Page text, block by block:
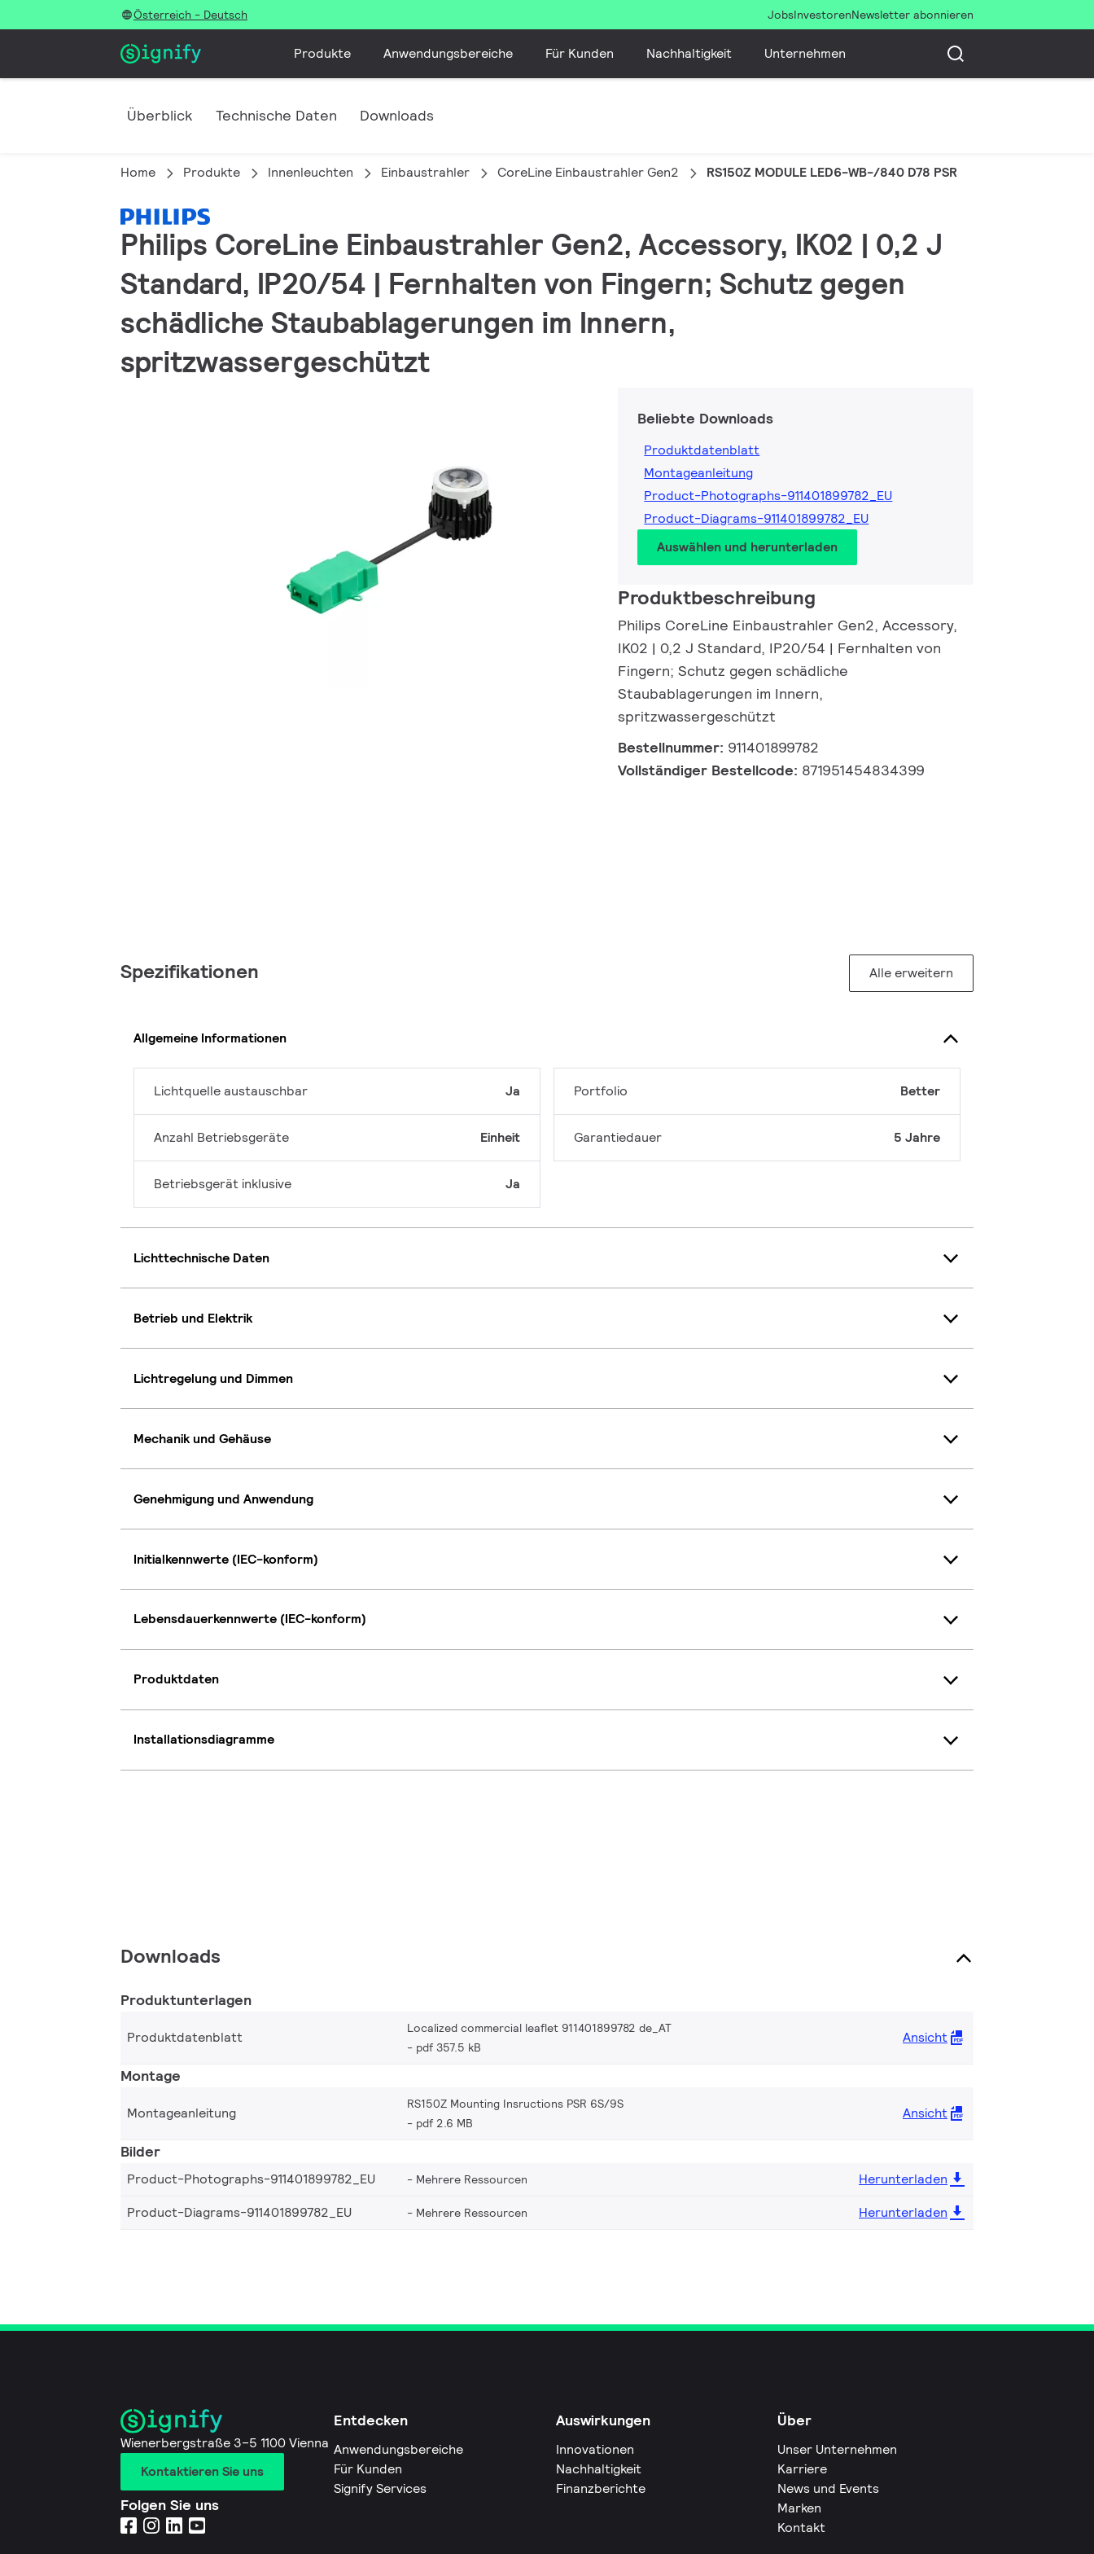
Österreich - Deutsch JobsInvestorenNewsletter abonnieren
Produkte Anwendungsbereiche Für Kunden Nachhaltigkeit Unternehmen
Überblick Technische Daten Downloads
Home Produkte Innenleuchten Einbaustrahler CoreLine Einbaustrahler Gen2 RS150Z MODULE LED6-WB-/840 D78 PSR
Philips CoreLine Einbaustrahler Gen2, Accessory, IK02 | 0,2 J
Standard, IP20/54 | Fernhalten von Fingern; Schutz gegen
schädliche Staubablagerungen im Innern,
spritzwassergeschützt
Beliebte Downloads
Produktdatenblatt
Montageanleitung
Product-Photographs-911401899782_EU
Product-Diagrams-911401899782_EU
Auswählen und herunterladen
Produktbeschreibung
Philips CoreLine Einbaustrahler Gen2, Accessory,
IK02 | 0,2 J Standard, IP20/54 | Fernhalten von
Fingern; Schutz gegen schädliche
Staubablagerungen im Innern,
spritzwassergeschützt
Bestellnummer: 911401899782
Vollständiger Bestellcode: 871951454834399
Spezifikationen Alle erweitern
Allgemeine Informationen
Lichtquelle austauschbar Ja
Anzahl Betriebsgeräte Einheit
Betriebsgerät inklusive Ja
Portfolio Better
Garantiedauer 5 Jahre
Lichttechnische Daten
Betrieb und Elektrik
Lichtregelung und Dimmen
Mechanik und Gehäuse
Genehmigung und Anwendung
Initialkennwerte (IEC-konform)
Lebensdauerkennwerte (IEC-konform)
Produktdaten
Installationsdiagramme
Downloads
Produktunterlagen
Produktdatenblatt
Localized commercial leaflet 911401899782 de_AT
pdf 357.5 kB
Ansicht
Montage
Montageanleitung
RS150Z Mounting Insructions PSR 6S/9S
pdf 2.6 MB
Ansicht
Bilder
Product-Photographs-911401899782_EU Mehrere Ressourcen
Herunterladen
Product-Diagrams-911401899782_EU
Mehrere Ressourcen Herunterladen
Wienerbergstraße 3–5 1100 Vienna
Kontaktieren Sie uns
Folgen Sie uns
Entdecken
Anwendungsbereiche
Für Kunden
Signify Services
Auswirkungen
Innovationen
Nachhaltigkeit
Finanzberichte
Über
Unser Unternehmen
Karriere
News und Events
Marken
Kontakt